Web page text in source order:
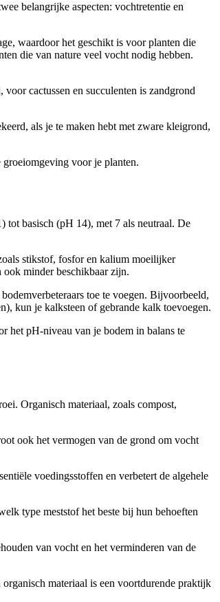
belangrijke aspecten: vochtretentie en
waardoor het geschikt is voor planten die
die van nature veel vocht nodig hebben.
cactussen en succulenten is zandgrond
als je te maken hebt met zware kleigrond,
voor je planten.
tot basisch (pH 14), met 7 als neutraal. De
stikstof, fosfor en kalium moeilijker
ook minder beschikbaar zijn.
toe te voegen. Bijvoorbeeld,
kun je kalksteen of gebrande kalk toevoegen.
het pH-niveau van je bodem in balans te
Organisch materiaal, zoals compost,
ook het vermogen van de grond om vocht
voedingsstoffen en verbetert de algehele
type meststof het beste bij hun behoeften
van vocht en het verminderen van de
materiaal is een voortdurende praktijk